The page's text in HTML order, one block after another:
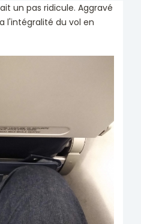
un pas ridicule. Aggravé
l'intégralité du vol en